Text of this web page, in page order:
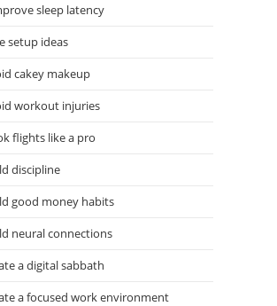
sleep latency
setup ideas
cakey makeup
workout injuries
flights like a pro
discipline
good money habits
neural connections
a digital sabbath
a focused work environment